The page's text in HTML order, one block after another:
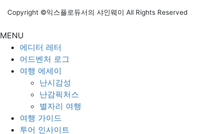
Copyright ©익스플로듀서의 샤인웨이 All Rights Reserved
MENU
에디터 레터
어드벤처 로그
여행 에세이
난시감성
난감픽처스
별자리 여행
여행 가이드
투어 인사이트